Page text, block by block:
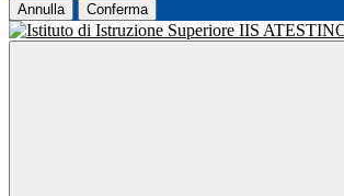
Annulla Conferma